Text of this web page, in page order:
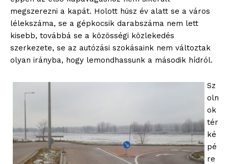
megszerezni a kapát. Holott húsz év alatt se a város
lélekszáma, se a gépkocsik darabszáma nem lett
kisebb, továbbá se a közösségi közlekedés
szerkezete, se az autózási szokásaink nem változtak
olyan irányba, hogy lemondhassunk a második hídról.
Sz
oln
ok
tér
ké
pé
re